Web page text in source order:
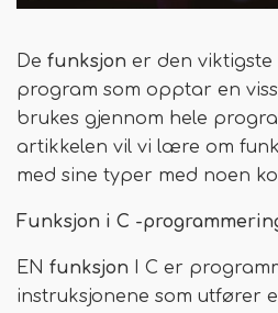
De funksjon er den
program som opptar en
brukes gjennom hele
artikkelen vil vi lære om
med sine typer med noen
Funksjon i C -
EN funksjon I C er
instruksjonene som utfører